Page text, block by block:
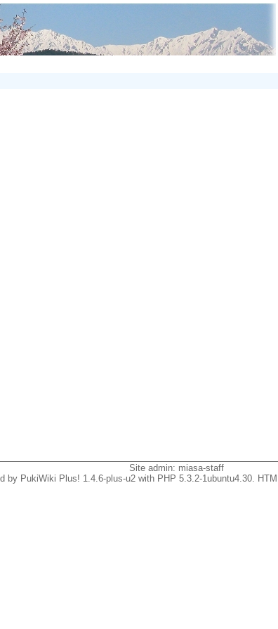
Site admin: miasa-staff
by PukiWiki Plus! 1.4.6-plus-u2 with PHP 5.3.2-1ubuntu4.30.